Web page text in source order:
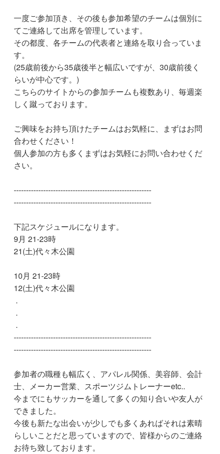
一度ご参加頂き、その後も参加希望のチームは個別に
てご連絡して出席を管理しています。
その都度、各チームの代表者と連絡を取り合っていま
す。
(25歳前後から35歳後半と幅広いですが、30歳前後く
らいが中心です。)
こちらのサイトからの参加チームも複数あり、毎週楽
しく蹴っております。
ご興味をお持ち頂けたチームはお気軽に、まずはお問
合わせください！
個人参加の方も多くまずはお気軽にお問い合わせくだ
さい。
--------------------------------------------------------
--------------------------------------------------------
下記スケジュールになります。
9月 21-23時
21(土)代々木公園
10月 21-23時
12(土)代々木公園
.
.
.
--------------------------------------------------------
--------------------------------------------------------
参加者の職種も幅広く、アパレル関係、美容師、会計
士、メーカー営業、スポーツジムトレーナーetc..
今までにもサッカーを通して多くの知り合いや友人が
できました。
今後も新たな出会いが少しでも多くあればそれは素晴
らしいことだと思っていますので、皆様からのご連絡
お待ち致しております。